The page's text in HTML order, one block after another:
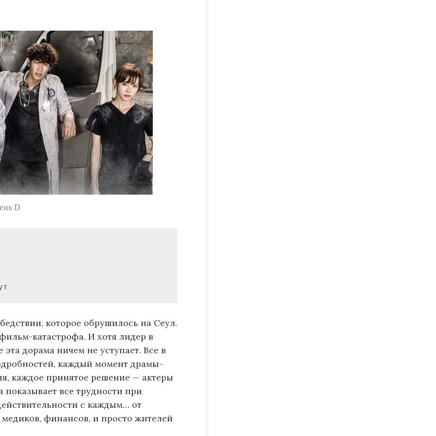
D
которое обрушилось на Сеул.
катастрофа. И хотя лидер в
дорама ничем не уступает. Все в
каждый момент драмы-
каждое принятое решение — актеры
все трудности при
с каждым… от
финансов, и просто жителей